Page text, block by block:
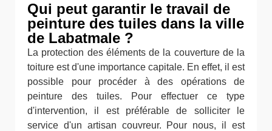
Qui peut garantir le travail de
peinture des tuiles dans la ville
de Labatmale ?
La protection des éléments de la couverture de la
toiture est d'une importance capitale. En effet, il est
possible pour procéder à des opérations de
peinture des tuiles. Pour effectuer ce type
d'intervention, il est préférable de solliciter le
service d'un artisan couvreur. Pour nous, il est